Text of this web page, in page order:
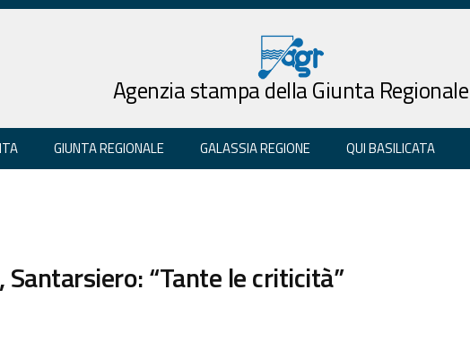
Agenzia stampa della Giunta Regionale
GIUNTA REGIONALE GALASSIA REGIONE QUI BASILICATA
“Tante le criticità”